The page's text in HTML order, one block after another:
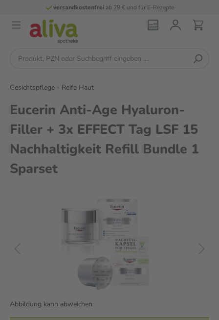
versandkostenfreiab 29 € und für E-Rezepte
Gesichtspflege - Reife Haut
Eucerin Anti-Age Hyaluron-
Filler + 3x EFFECT Tag LSF 15
Nachhaltigkeit Refill Bundle 1
Sparset
Abbildung kann abweichen